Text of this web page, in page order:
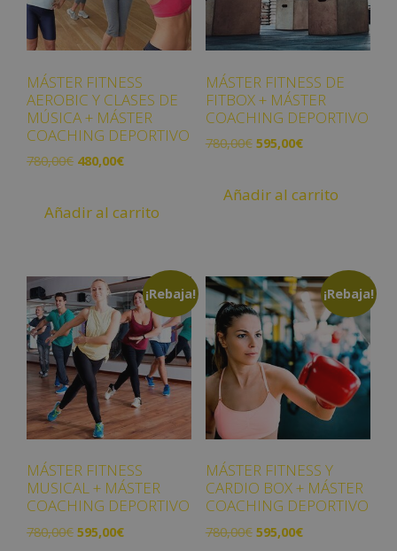
MÁSTER FITNESS
AEROBIC Y CLASES DE
MÚSICA + MÁSTER
COACHING DEPORTIVO
780,00€ 480,00€
Añadir al carrito
MÁSTER FITNESS DE
FITBOX + MÁSTER
COACHING DEPORTIVO
780,00€ 595,00€
Añadir al carrito
¡Rebaja!
MÁSTER FITNESS
MUSICAL + MÁSTER
COACHING DEPORTIVO
780,00€ 595,00€
¡Rebaja!
MÁSTER FITNESS Y
CARDIO BOX + MÁSTER
COACHING DEPORTIVO
780,00€ 595,00€